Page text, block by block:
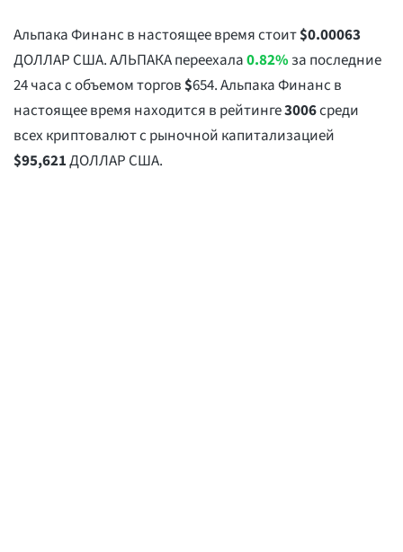
Альпака Финанс в настоящее время стоит$0.00063
ДОЛЛАР США. АЛЬПАКА переехала0.82%за последние
24 часа с объемом торгов$654. Альпака Финанс в
настоящее время находится в рейтинге3006среди
всех криптовалют с рыночной капитализацией
$95,621ДОЛЛАР США.